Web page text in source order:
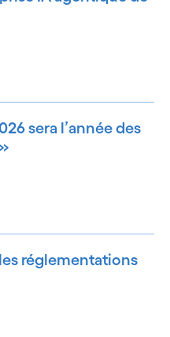
sera l’année des
réglementations